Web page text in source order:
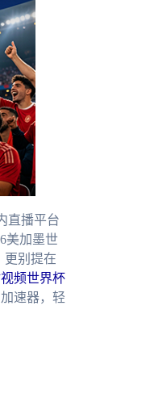
直播平台
美加墨世
更别提在
频世界杯
速器，轻